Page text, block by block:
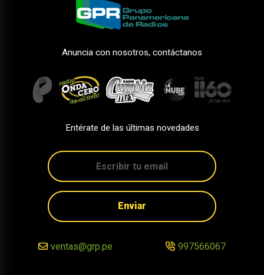
Anuncia con nosotros, contáctanos
Entérate de las últimas novedades
Enviar
ventas@grp.pe 997566067